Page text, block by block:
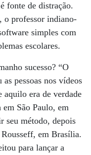
fonte de distração.
o professor indiano-
simples com
escolares.
sucesso? “O
pessoas nos vídeos
era de verdade
São Paulo, em
seu método, depois
em Brasília.
para lançar a